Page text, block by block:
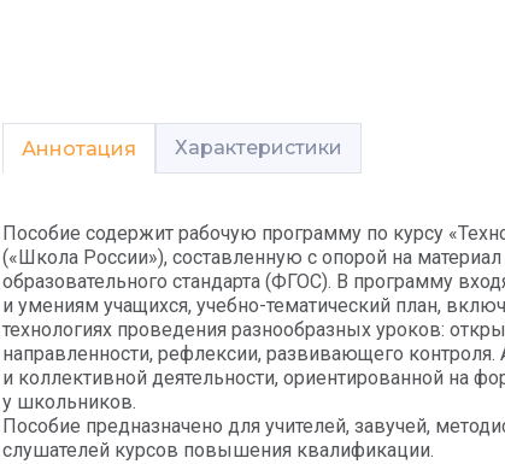
Аннотация Характеристики
Пособие содержит рабочую программу по курсу
(«Школа России»), составленную с опорой на
образовательного стандарта (ФГОС). В программу
и умениям учащихся, учебно-тематический план,
технологиях проведения разнообразных уроков:
направленности, рефлексии, развивающего
и коллективной деятельности, ориентированной на
у школьников.
Пособие предназначено для учителей, завучей,
слушателей курсов повышения квалификации.